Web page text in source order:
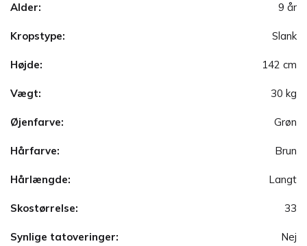
Alder: 9 år
Kropstype: Slank
Højde: 142 cm
Vægt: 30 kg
Øjenfarve: Grøn
Hårfarve: Brun
Hårlængde: Langt
Skostørrelse: 33
Synlige tatoveringer: Nej